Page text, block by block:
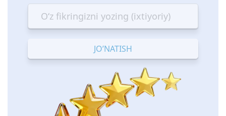
star
Terrible
stars
—
Bad
stars
—
OK
stars
—
Good
stars
—
Excellent